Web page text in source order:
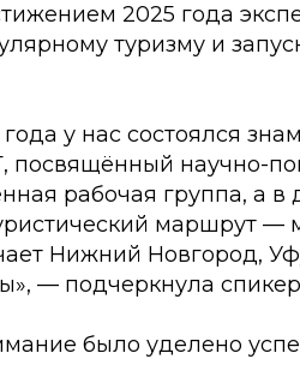
2025 года
туризму и
года у нас состоялся
посвящённый научно-
рабочая группа, а
маршрут —
Нижний Новгород,
— подчеркнула
было уделено